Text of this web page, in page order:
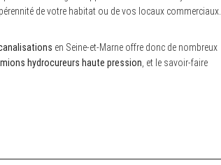
de votre habitat ou de vos locaux commerciaux.
en Seine-et-Marne offre donc de nombreux
hydrocureurs haute pression, et le savoir-faire